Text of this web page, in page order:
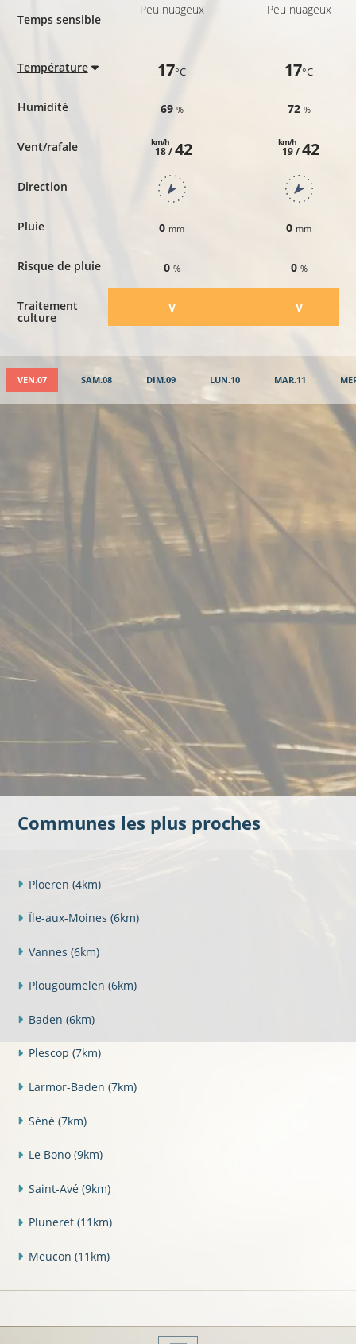
Temps sensible
Température
Humidité
Vent/rafale
Direction
Pluie
Risque de pluie
Traitement
culture
Peu nuageux
17°C
69 %
18 /
km/h 42
0 mm
0 %
​V
Peu nuageux
17°C
72 %
19 /
km/h 42
0 mm
0 %
​V
VEN.07 SAM.08 DIM.09 LUN.10 MAR.11
Communes les plus proches
Ploeren (4km)
Île-aux-Moines (6km)
Vannes (6km)
Plougoumelen (6km)
Baden (6km)
Plescop (7km)
Larmor-Baden (7km)
Séné (7km)
Le Bono (9km)
Saint-Avé (9km)
Pluneret (11km)
Meucon (11km)